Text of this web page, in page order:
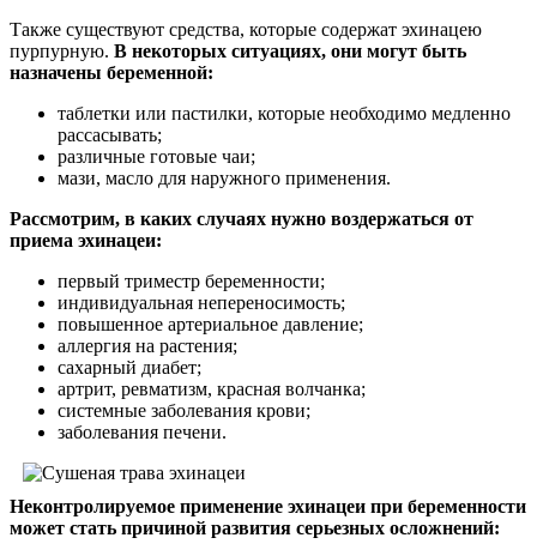
Также существуют средства, которые содержат эхинацею
пурпурную. В некоторых ситуациях, они могут быть
назначены беременной:
таблетки или пастилки, которые необходимо медленно
рассасывать;
различные готовые чаи;
мази, масло для наружного применения.
Рассмотрим, в каких случаях нужно воздержаться от
приема эхинацеи:
первый триместр беременности;
индивидуальная непереносимость;
повышенное артериальное давление;
аллергия на растения;
сахарный диабет;
артрит, ревматизм, красная волчанка;
системные заболевания крови;
заболевания печени.
Неконтролируемое применение эхинацеи при беременности
может стать причиной развития серьезных осложнений: